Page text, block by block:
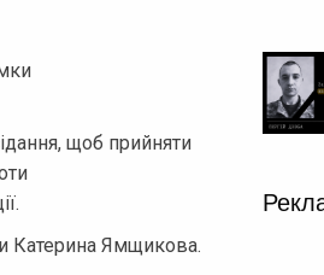
щоб прийняти
Катерина Ямщикова.